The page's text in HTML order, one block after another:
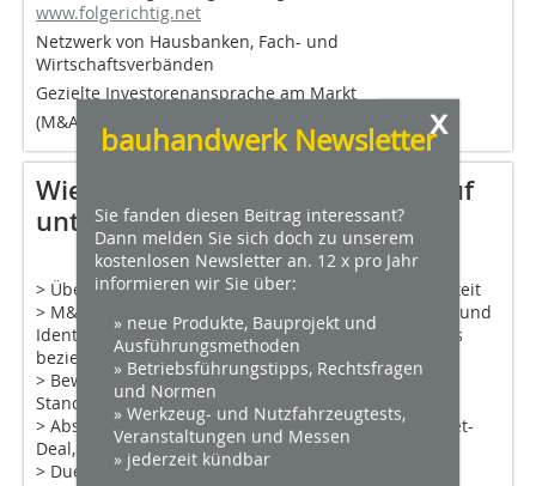
www.folgerichtig.net
Netzwerk von Hausbanken, Fach- und
Wirtschaftsverbänden
Gezielte Investorenansprache am Markt
(M&A Prozess, zum Beispiel über ABG Consulting)
Wie externe Berater beim Verkauf
unterstützen können
> Überprüfung Übergabewürdigkeit, Übergabefähigkeit
> M&A Prozess: Erstellen Verkaufsunterlagen, Suche und
Identifikation eines geeigneten Nachfolgers / Käufers
beziehungsweise Verkäufers
> Bewertung von Unternehmen (in Anlehnung an
Standard IDW S1)
> Abstützung der Kauf- und Verkaufsstrategien (Asset-
Deal, Share-Deal)
> Due Diligence (Beteiligungsprüfung,
x
bauhandwerk Newsletter
Sie fanden diesen Beitrag interessant?
Dann melden Sie sich doch zu unserem
kostenlosen Newsletter an. 12 x pro Jahr
informieren wir Sie über:
» neue Produkte, Bauprojekt und
Ausführungsmethoden
» Betriebsführungstipps, Rechtsfragen
und Normen
» Werkzeug- und Nutzfahrzeugtests,
Veranstaltungen und Messen
» jederzeit kündbar